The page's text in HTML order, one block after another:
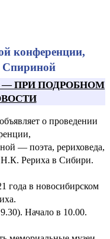
конференции,
Спириной
—ПРИ ПОДРОБНОМ
о проведении
— поэта, рериховеда,
Рериха в Сибири.
года в новосибирском
Начало в 10.00.